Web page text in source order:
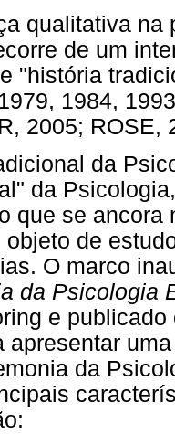
qualitativa na
de um
"história
1984,
2005; ROSE,
da
da
que se
objeto de
O marco
da Psicologia
e
apresentar
da